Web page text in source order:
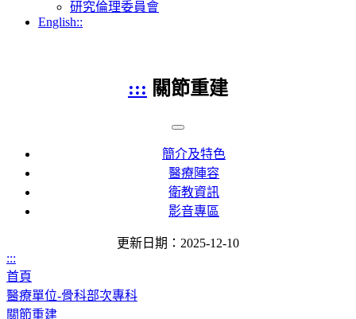
研究倫理委員會
English::
::: 關節重建
簡介及特色
醫療陣容
衛教資訊
影音專區
更新日期：2025-12-10
:::
首頁
醫療單位-骨科部次專科
關節重建